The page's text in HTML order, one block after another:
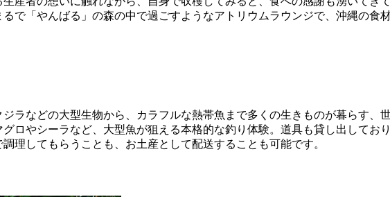
で「やんばる」の森の中で過ごすようなアトリウムラウンジで、沖縄の食
ラなどの大型生物から、カラフルな熱帯魚まで多くの生きものが暮らす、
ロやシーラなど、大型魚が狙える本格的な釣り体験。道具も貸し出してお
理してもらうことも、お土産として配送することも可能です。